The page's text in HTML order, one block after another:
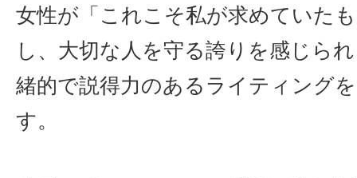
女性が「これこそ私が求めていた
し、大切な人を守る誇りを感じら
緒的で説得力のあるライティング
す。